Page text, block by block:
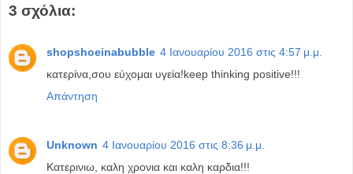
3 σχόλια:
shopshoeinabubble 4 Ιανουαρίου 2016 στις 4:57 μ.μ.
κατερίνα,σου εύχομαι υγεία!keep thinking positive!!!
Απάντηση
Unknown 4 Ιανουαρίου 2016 στις 8:36 μ.μ.
Κατερινιω, καλη χρονια και καλη καρδια!!!